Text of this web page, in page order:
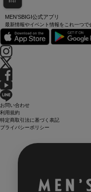
MEN’SBIGI公式アプリ
最新情報やイベント情報をこれ一つ
お問い合わせ
利用規約
特定商取引法に基づく表記
プライバシーポリシー